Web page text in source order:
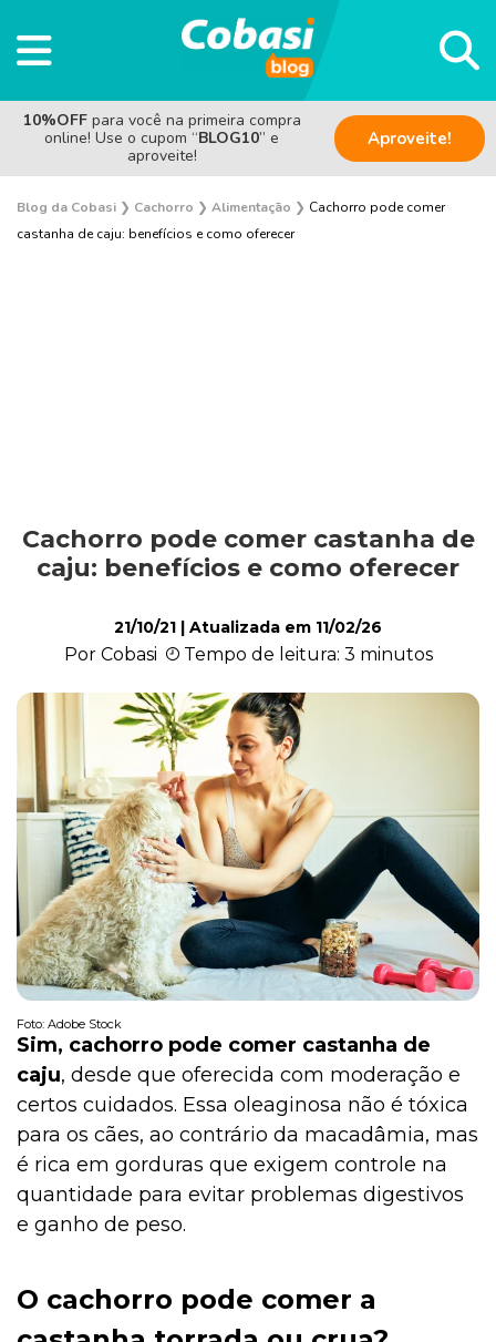
10%OFF para você na primeira compra
online! Use o cupom “BLOG10” e
aproveite!
Aproveite!
Blog da Cobasi ❯ Cachorro ❯ Alimentação ❯ Cachorro pode comer
castanha de caju: benefícios e como oferecer
Alimentação
Curiosidades
Filhotes
Higiene
Saúde
Cachorro pode comer castanha de
caju: benefícios e como oferecer
21/10/21 | Atualizada em 11/02/26
Por Cobasi Tempo de leitura: 3 minutos
Foto: Adobe Stock
Sim, cachorro pode comer castanha de
caju, desde que oferecida com moderação e
certos cuidados. Essa oleaginosa não é tóxica
para os cães, ao contrário da macadâmia, mas
é rica em gorduras que exigem controle na
quantidade para evitar problemas digestivos
e ganho de peso.
O cachorro pode comer a